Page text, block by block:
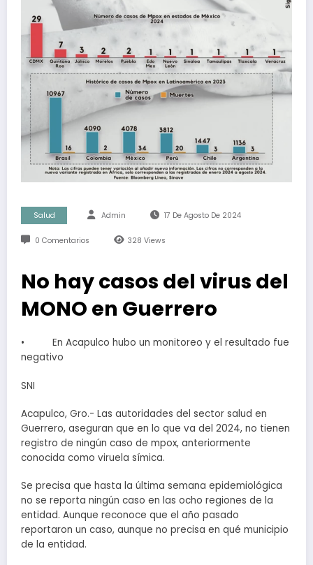
Salud Admin 17 De Agosto De 2024
0 Comentarios 328 Views
No hay casos del virus del
MONO en Guerrero
• En Acapulco hubo un monitoreo y el resultado fue
negativo
SNI
Acapulco, Gro.- Las autoridades del sector salud en
Guerrero, aseguran que en lo que va del 2024, no tienen
registro de ningún caso de mpox, anteriormente
conocida como viruela símica.
Se precisa que hasta la última semana epidemiológica
no se reporta ningún caso en las ocho regiones de la
entidad. Aunque reconoce que el año pasado
reportaron un caso, aunque no precisa en qué municipio
de la entidad.